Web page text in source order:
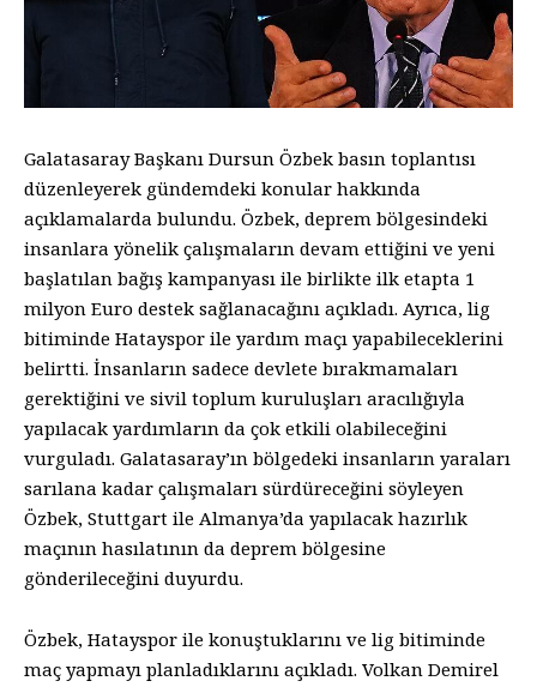
Galatasaray Başkanı Dursun Özbek basın toplantısı
düzenleyerek gündemdeki konular hakkında
açıklamalarda bulundu. Özbek, deprem bölgesindeki
insanlara yönelik çalışmaların devam ettiğini ve yeni
başlatılan bağış kampanyası ile birlikte ilk etapta 1
milyon Euro destek sağlanacağını açıkladı. Ayrıca, lig
bitiminde Hatayspor ile yardım maçı yapabileceklerini
belirtti. İnsanların sadece devlete bırakmamaları
gerektiğini ve sivil toplum kuruluşları aracılığıyla
yapılacak yardımların da çok etkili olabileceğini
vurguladı. Galatasaray’ın bölgedeki insanların yaraları
sarılana kadar çalışmaları sürdüreceğini söyleyen
Özbek, Stuttgart ile Almanya’da yapılacak hazırlık
maçının hasılatının da deprem bölgesine
gönderileceğini duyurdu.
Özbek, Hatayspor ile konuştuklarını ve lig bitiminde
maç yapmayı planladıklarını açıkladı. Volkan Demirel